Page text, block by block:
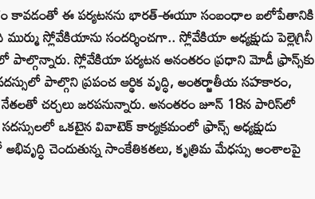
ఈ పర్యటనను భారత్-ఈయూ సంబంధాల బలోపేతానికి
స్లోవేకియాను సందర్శించగా.. స్లోవేకియా అధ్యక్షుడు పెల్లెగ్రినీ
స్లోవేకియా పర్యటన అనంతరం ప్రధాని మోడీ ఫ్రాన్స్‌కు
పాల్గొని ప్రపంచ ఆర్థిక వృద్ధి, అంతర్జాతీయ సహకారం,
చర్చలు జరపనున్నారు. అనంతరం జూన్ 18న పారిస్‌లో
ఒకటైన వివాటెక్ కార్యక్రమంలో ఫ్రాన్స్ అధ్యక్షుడు
చెందుతున్న సాంకేతికతలు, కృత్రిమ మేధస్సు అంశాలపై